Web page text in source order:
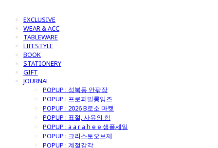
EXCLUSIVE
WEAR & ACC
TABLEWARE
LIFESTYLE
BOOK
STATIONERY
GIFT
JOURNAL
POPUP : 성북동 안팎장
POPUP : 프로퍼빌롱잉즈
POPUP : 2026 B로소 마켓
POPUP : 표절, 사유의 힘
POPUP : a a r a h e e 샘플세일
POPUP : 크리스토오브제
POPUP : 계절감각